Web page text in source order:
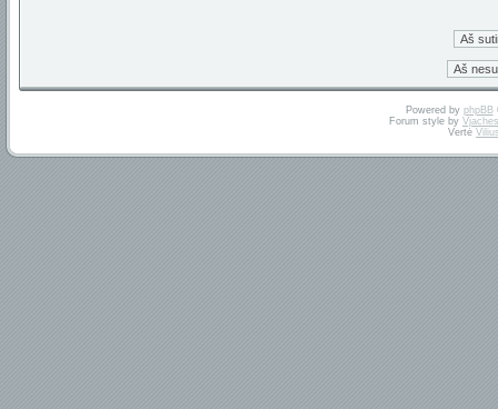
Powered by phpBB
Forum style by
Vertė